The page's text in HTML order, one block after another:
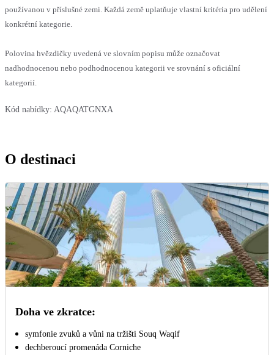
používanou v příslušné zemi. Každá země uplatňuje vlastní kritéria pro udělení
konkrétní kategorie.
Polovina hvězdičky uvedená ve slovním popisu může označovat
nadhodnocenou nebo podhodnocenou kategorii ve srovnání s oficiální
kategorií.
Kód nabídky: AQAQATGNXA
O destinaci
Doha ve zkratce:
symfonie zvuků a vůni na tržišti Souq Waqif
dechberoucí promenáda Corniche